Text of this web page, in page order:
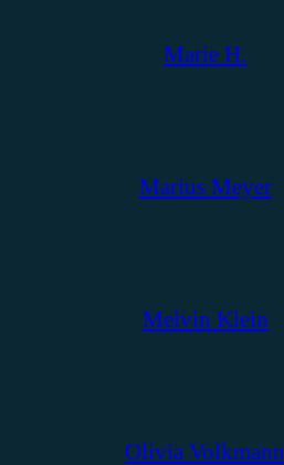
Marie H.
Marius Meyer
Melvin Klein
Olivia Volkmann